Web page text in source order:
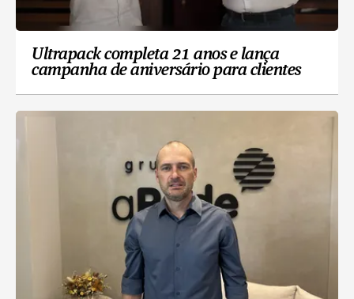
Ultrapack completa 21 anos e lança
campanha de aniversário para clientes